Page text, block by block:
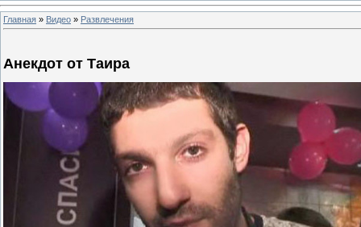
Главная » Видео » Развлечения
Анекдот от Таира